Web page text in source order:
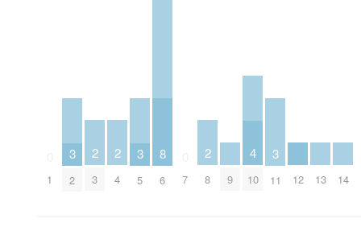
1
3
2
2
3
2
4
3
5
8
6 7
2
8 9
4
10
3
11 12 13 14